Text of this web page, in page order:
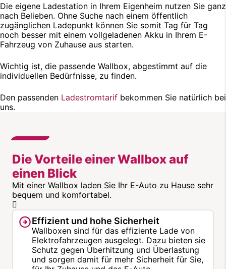
Die eigene Ladestation in Ihrem Eigenheim nutzen Sie ganz
nach Belieben. Ohne Suche nach einem öffentlich
zugänglichen Ladepunkt können Sie somit Tag für Tag
noch besser mit einem vollgeladenen Akku in Ihrem E-
Fahrzeug von Zuhause aus starten.
Wichtig ist, die passende Wallbox, abgestimmt auf die
individuellen Bedürfnisse, zu finden.
Den passenden Ladestromtarif bekommen Sie natürlich bei
uns.
Die Vorteile einer Wallbox auf
einen Blick
Mit einer Wallbox laden Sie Ihr E-Auto zu Hause sehr
bequem und komfortabel.
Effizient und hohe Sicherheit
Wallboxen sind für das effiziente Lade von
Elektrofahrzeugen ausgelegt. Dazu bieten sie
Schutz gegen Überhitzung und Überlastung
und sorgen damit für mehr Sicherheit für Sie,